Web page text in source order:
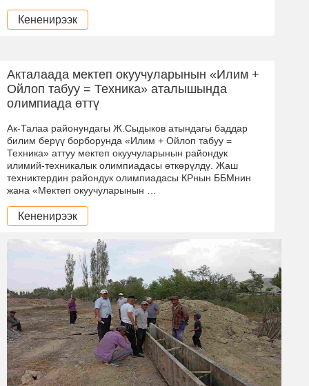
Кененирээк
Акталаада мектеп окуучуларынын «Илим +
Ойлоп табуу = Техника» аталышында
олимпиада өттү
Ак-Талаа районундагы Ж.Сыдыков атындагы баддар
билим берүү борборунда «Илим + Ойлоп табуу =
Техника» аттуу мектеп окуучуларынын райондук
илимий-техникалык олимпиадасы өткөрүлдү. Жаш
техниктердин райондук олимпиадасы КРнын ББМнин
жана «Мектеп окуучуларынын …
Кененирээк